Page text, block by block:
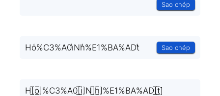
Sao chép
Ho̾%C3%A0i̾Nh̾%E1%BA%ADt̾ Sao chép
H[̲̅o̲̅]%C3%A0[̲̅i̲̅]N[̲̅h̲̅]%E1%BA%AD[̲̅t̲̅]